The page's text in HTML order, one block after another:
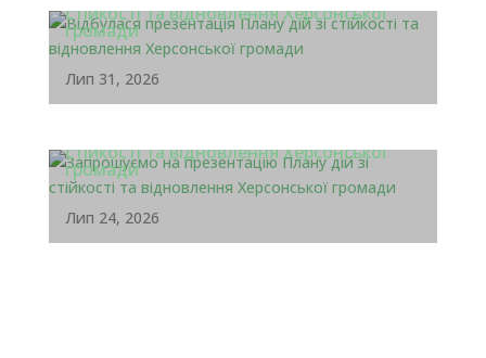
стійкості та відновлення Херсонської
громади
Лип 31, 2026
стійкості та відновлення Херсонської
громади
Лип 24, 2026